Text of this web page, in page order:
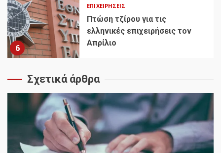
6
ΕΠΙΧΕΙΡΉΣΕΙΣ
Πτώση τζίρου για τις
ελληνικές επιχειρήσεις τον
Απρίλιο
Σχετικά άρθρα